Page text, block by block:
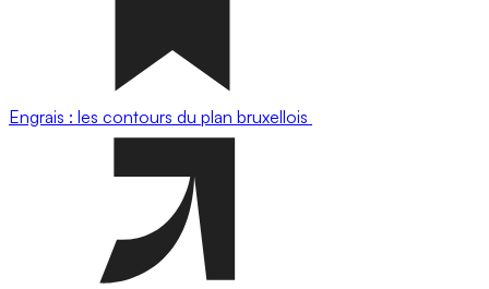
Engrais : les contours du plan bruxellois